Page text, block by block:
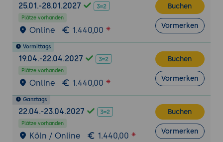
Grundlagen von Berechtigungen
Überblick über SharePoint-Berechtigungen
Unterschiedliche Berechtigungsstufen
Erstellen und Verwalten von
Benutzergruppen
Best Practices für die
Berechtigungsvergabe
Integration von SharePoint mit Office
Einführung in die Office-Integration
Bearbeiten von Word-, Excel- und
25.01.-28.01.2027
Plätze vorhanden
Online 1.440,00
Buchen
Vormerken
Vormittags
19.04.-22.04.2027
Plätze vorhanden
Online 1.440,00
Buchen
Vormerken
Ganztags
22.04.-23.04.2027
Plätze vorhanden
Köln / Online 1.440,00
Buchen
Vormerken